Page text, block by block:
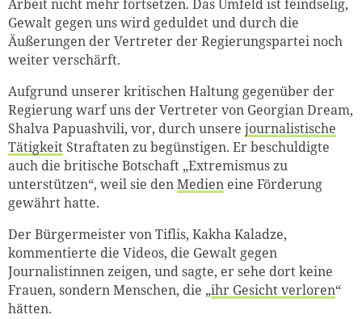
Arbeit nicht mehr fortsetzen. Das Umfeld ist feindselig,
Gewalt gegen uns wird geduldet und durch die
Äußerungen der Vertreter der Regierungspartei noch
weiter verschärft.
Aufgrund unserer kritischen Haltung gegenüber der
Regierung warf uns der Vertreter von Georgian Dream,
Shalva Papuashvili, vor, durch unsere journalistische
Tätigkeit Straftaten zu begünstigen. Er beschuldigte
auch die britische Botschaft „Extremismus zu
unterstützen“, weil sie denMedien eine Förderung
gewährt hatte.
Der Bürgermeister von Tiflis, Kakha Kaladze,
kommentierte die Videos, die Gewalt gegen
Journalistinnen zeigen, und sagte, er sehe dort keine
Frauen, sondern Menschen, die „ihr Gesicht verloren“
hätten.
Zum Warenkorb
Zum Warenkorb